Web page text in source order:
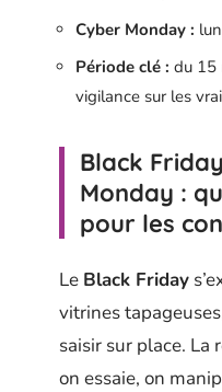
Cyber Monday :
Période clé : du 15
vigilance sur les
Black
Monday :
pour les
Le Black Friday
vitrines
saisir sur place. La
on essaie, on